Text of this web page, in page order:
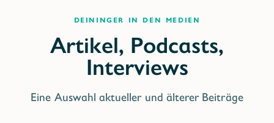
deininger in den medien
Eine Auswahl aktueller und älterer Beiträge